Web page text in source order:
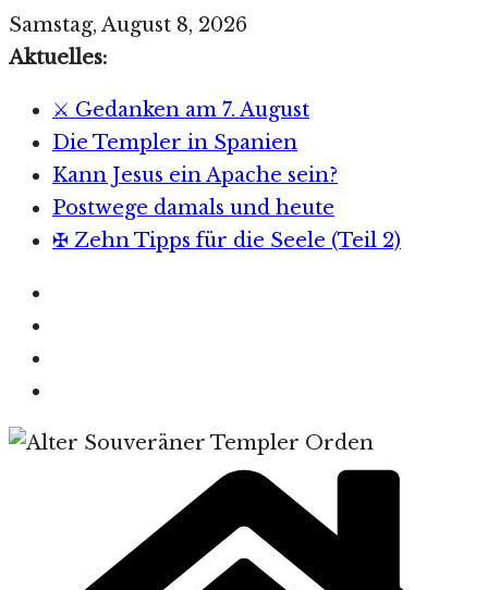
Zum
Inhalt
Samstag, August 8, 2026
Aktuelles:
⚔️ Gedanken am 7. August
Die Templer in Spanien
Kann Jesus ein Apache sein?
Postwege damals und heute
✠ Zehn Tipps für die Seele (Teil 2)